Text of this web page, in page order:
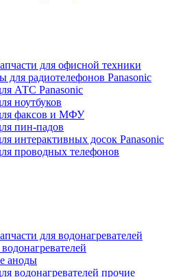
для офисной техники
для радиотелефонов Panasonic
АТС Panasonic
ноутбуков
факсов и МФУ
пин-падов
интерактивных досок Panasonic
проводных телефонов
для водонагревателей
аноды
водонагревателей прочие